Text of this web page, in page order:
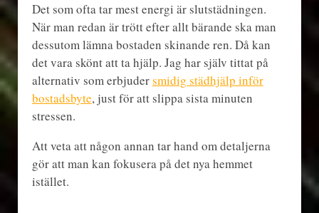
Det som ofta tar mest energi är slutstädningen.
När man redan är trött efter allt bärande ska man
dessutom lämna bostaden skinande ren. Då kan
det vara skönt att ta hjälp. Jag har själv tittat på
alternativ som erbjudersmidig städhjälp inför
bostadsbyte, just för att slippa sista minuten
stressen.
Att veta att någon annan tar hand om detaljerna
gör att man kan fokusera på det nya hemmet
istället.